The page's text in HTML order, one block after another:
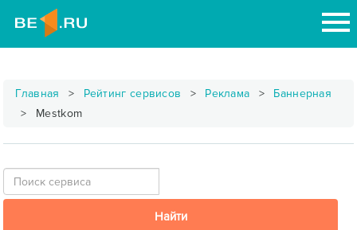
Главная Рейтинг сервисов Реклама
Баннерная
Mestkom